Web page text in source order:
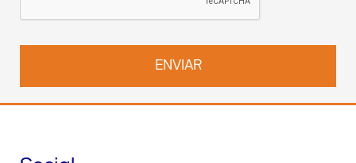
habeas data, así como la privacidad, la intimidad y el buen
nombre de sus clientes, proveedores, trabajadores,
contratistas, bien sean estos activos o inactivos, ocasionales
o permanentes ha creado el siguiente Manual, en el cual
constan las políticas de uso de manejo de la información que
solicitar la corrección, aclaración, modificación y/o supresión